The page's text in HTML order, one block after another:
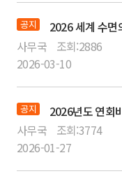
공지
2026 세계 수
사무국
조회:2886
2026-03-10
공지
2026년도 연회
사무국
조회:3774
2026-01-27